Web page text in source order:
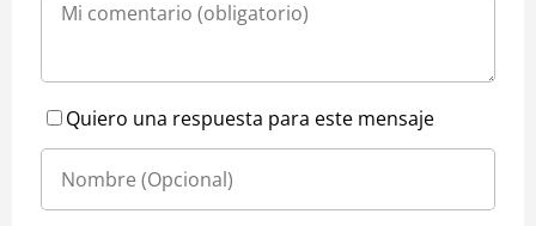
Quiero una respuesta para este mensaje